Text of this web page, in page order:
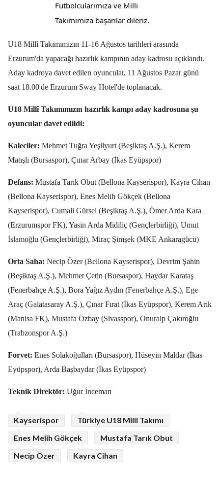
Futbolcularımıza ve Milli
Takımımıza başarılar dileriz.
U18 Millî Takımımızın 11-16 Ağustos tarihleri arasında
Erzurum'da yapacağı hazırlık kampının aday kadrosu açıklandı.
Aday kadroya davet edilen oyuncular, 11 Ağustos Pazar günü
saat 18.00'de Erzurum Sway Hotel'de toplanacak.
U18 Millî Takımımızın hazırlık kampı aday kadrosuna şu
oyuncular davet edildi:
Kaleciler: Mehmet Tuğra Yeşilyurt (Beşiktaş A.Ş.), Kerem
Matışlı (Bursaspor), Çınar Arbay (İkas Eyüpspor)
Defans: Mustafa Tarık Obut (Bellona Kayserispor), Kayra Cihan
(Bellona Kayserispor), Enes Melih Gökçek (Bellona
Kayserispor), Cumali Gürsel (Beşiktaş A.Ş.), Ömer Arda Kara
(Erzurumspor FK), Yasin Arda Midiliç (Gençlerbirliği), Umut
İslamoğlu (Gençlerbirliği), Miraç Şimşek (MKE Ankaragücü)
Orta Saha: Necip Özer (Bellona Kayserispor), Devrim Şahin
(Beşiktaş A.Ş.), Mehmet Çetin (Bursaspor), Haydar Karataş
(Fenerbahçe A.Ş.), Bora Yağız Aydın (Fenerbahçe A.Ş.), Ege
Araç (Galatasaray A.Ş.), Çınar Fırat (İkas Eyüpspor), Kerem Arık
(Manisa FK), Mustafa Özbay (Sivasspor), Onuralp Çakıroğlu
(Trabzonspor A.Ş.)
Forvet: Enes Solakoğulları (Bursaspor), Hüseyin Maldar (İkas
Eyüpspor), Arda Başbaydar (İkas Eyüpspor)
Teknik Direktör: Uğur İnceman
Kayserispor
Türkiye U18 Milli Takımı
Enes Melih Gökçek
Mustafa Tarık Obut
Necip Özer
Kayra Cihan